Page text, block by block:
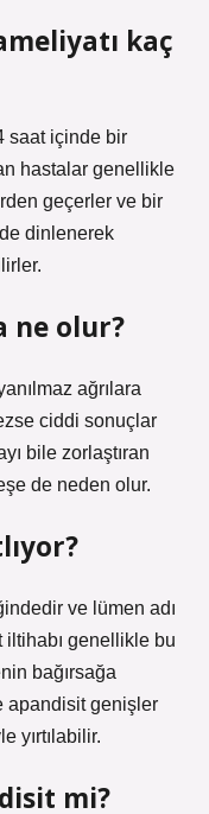
kaç
saat içinde bir
hastalar genellikle
geçerler ve bir
dinlenerek
ne olur?
ağrılara
ciddi sonuçlar
bile zorlaştıran
de neden olur.
ve lümen adı
iltihabı genellikle bu
bağırsağa
apandisit genişler
yırtılabilir.
mi?